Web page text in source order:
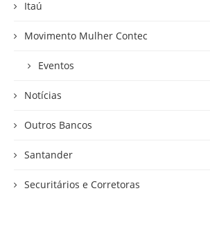
Itaú
Movimento Mulher Contec
Eventos
Notícias
Outros Bancos
Santander
Securitários e Corretoras